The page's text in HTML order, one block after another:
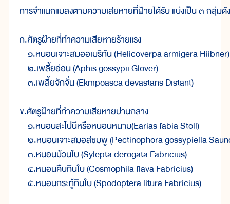
การจำแนกแมลงตามความเสียหายที่ฝ้ายได้รับ แบ่งเป็น ๓ กลุ่มดั
ก.ศัตรูฝ้ายที่ทำความเสียหายร้ายแรง
    ๑.หนอนเจาะสมออเมริกัน (Helicoverpa armigera Hiibner)
    ๒.เพลี้ยอ่อน (Aphis gossypii Glover)
    ๓.เพลี้ยจักจั่น (Ekmpoasca devastans Distant)
ข.ศัตรูฝ้ายที่ทำความเสียหายปานกลาง
    ๑.หนอนสะไปนีหรือหนอนหนาม(Earias fabia Stoll)
๒.หนอนเจาะสมอสีชมพู (Pectinophora gossypiella
    ๓.หนอนม้วนใบ (Sylepta derogata Fabricius)
    ๔.หนอนคืบกินใบ (Cosmophila flava Fabricius)
    ๕.หนอนกระทู้กินใบ (Spodoptera litura Fabricius)